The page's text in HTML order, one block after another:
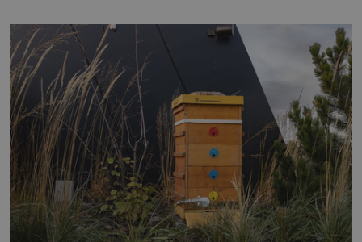
dál častěji volá o pomoc, co se hlídání týče. Dalo by se